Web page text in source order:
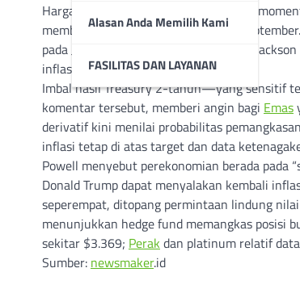
Alasan Anda Memilih Kami
FASILITAS DAN LAYANAN
Harga bertahan menguat seiring
membuka peluang penurunan pada September.
pada Jumat ketika Powell di panggung
inflasi masih ada.
Imbal hasil Treasury 2-tahun—yang sensitif
komentar tersebut, memberi angin bagi Emas
derivatif kini menilai probabilitas
inflasi tetap di atas target dan data
Powell menyebut perekonomian berada pada
Donald Trump dapat menyalakan kembali
seperempat, ditopang permintaan lindung
menunjukkan hedge fund memangkas posisi
sekitar $3.369; Perak dan platinum relatif
Sumber: newsmaker.id